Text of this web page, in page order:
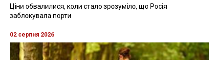
Ціни обвалилися, коли стало зрозуміло, що Росія
заблокувала порти
02 серпня 2026